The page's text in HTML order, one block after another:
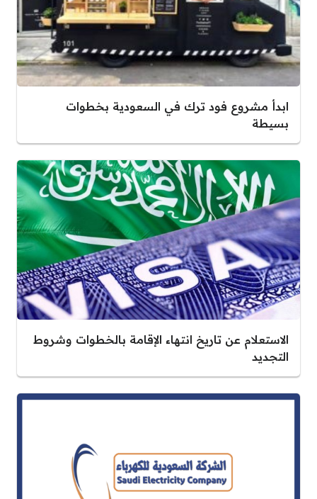
ابدأ مشروع فود ترك في السعودية بخطوات
بسيطة
الاستعلام عن تاريخ انتهاء الإقامة بالخطوات وشروط
التجديد